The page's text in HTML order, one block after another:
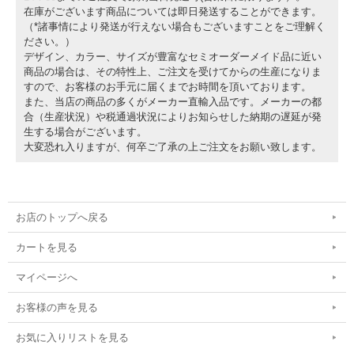
在庫がございます商品については即日発送することができます。
（*諸事情により発送が行えない場合もございますことをご理解く
ださい。）
デザイン、カラー、サイズが豊富なセミオーダーメイド品に近い
商品の場合は、その特性上、ご注文を受けてからの生産になりま
すので、お客様のお手元に届くまでお時間を頂いております。
また、当店の商品の多くがメーカー直輸入品です。メーカーの都
合（生産状況）や税通過状況によりお知らせした納期の遅延が発
生する場合がございます。
大変恐れ入りますが、何卒ご了承の上ご注文をお願い致します。
お店のトップへ戻る
カートを見る
マイページへ
お客様の声を見る
お気に入りリストを見る